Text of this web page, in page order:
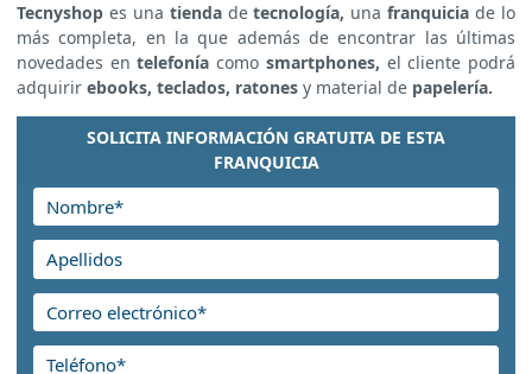
Tecnyshop es una tiendadetecnología, unafranquicia de lo
más completa, en la que además de encontrar las últimas
novedades entelefonía como smartphones, el cliente podrá
adquirir ebooks, teclados, ratones y material de papelería.
SOLICITA INFORMACIÓN GRATUITA DE ESTA
FRANQUICIA